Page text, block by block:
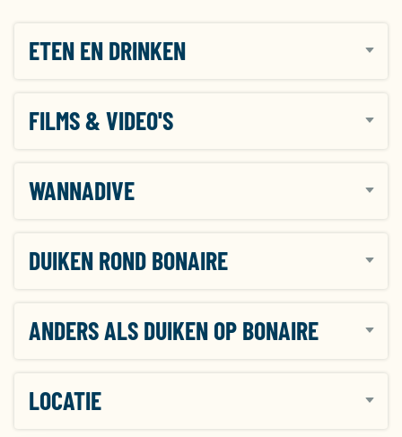
ETEN EN DRINKEN
FILMS & VIDEO'S
WANNADIVE
DUIKEN ROND BONAIRE
ANDERS ALS DUIKEN OP BONAIRE
LOCATIE